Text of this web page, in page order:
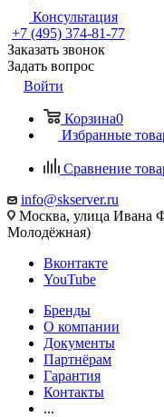
Консультация
+7 (495) 374-81-77
Заказать звонок
Задать вопрос
Войти
Корзина0
Избранные
Сравнение
info@skserver.ru
Москва, улица Ивана
Молодёжная)
Вконтакте
YouTube
Бренды
О компании
Документы
Партнёрам
Гарантия
Контакты
...